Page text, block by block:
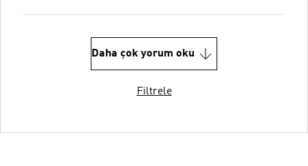
Daha çok yorum oku
Filtrele